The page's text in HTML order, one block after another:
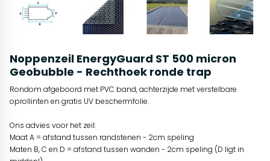
Noppenzeil EnergyGuard ST 500 micron
Geobubble - Rechthoek ronde trap
Rondom afgeboord met PVC band, achterzijde met verstelbare
oprollinten en gratis UV beschermfolie.
Ons advies voor het zeil:
Maat A = afstand tussen randstenen - 2cm speling
Maten B, C en D = afstand tussen wanden - 2cm speling (D ligt in